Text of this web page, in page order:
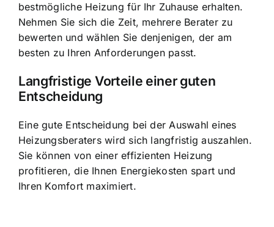
bestmögliche Heizung für Ihr Zuhause erhalten.
Nehmen Sie sich die Zeit, mehrere Berater zu
bewerten und wählen Sie denjenigen, der am
besten zu Ihren Anforderungen passt.
Langfristige Vorteile einer guten
Entscheidung
Eine gute Entscheidung bei der Auswahl eines
Heizungsberaters wird sich langfristig auszahlen.
Sie können von einer effizienten Heizung
profitieren, die Ihnen Energiekosten spart und
Ihren Komfort maximiert.